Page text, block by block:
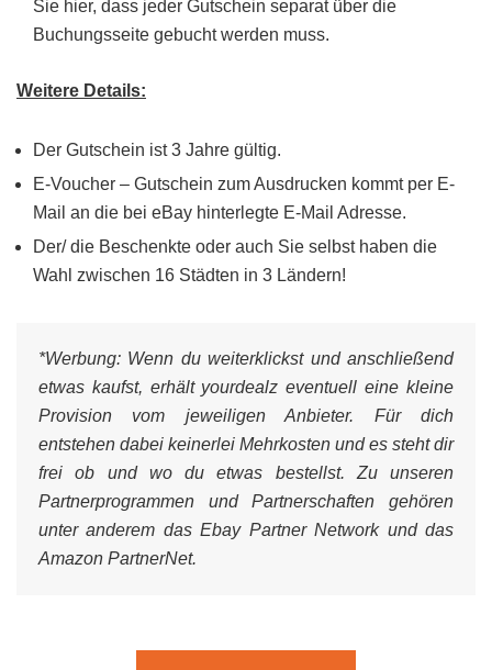
Sie hier, dass jeder Gutschein separat über die
Buchungsseite gebucht werden muss.
Weitere Details:
Der Gutschein ist 3 Jahre gültig.
E-Voucher – Gutschein zum Ausdrucken kommt per E-
Mail an die bei eBay hinterlegte E-Mail Adresse.
Der/ die Beschenkte oder auch Sie selbst haben die
Wahl zwischen 16 Städten in 3 Ländern!
*Werbung: Wenn du weiterklickst und anschließend
etwas kaufst, erhält yourdealz eventuell eine kleine
Provision vom jeweiligen Anbieter. Für dich
entstehen dabei keinerlei Mehrkosten und es steht dir
frei ob und wo du etwas bestellst. Zu unseren
Partnerprogrammen und Partnerschaften gehören
unter anderem das Ebay Partner Network und das
Amazon PartnerNet.